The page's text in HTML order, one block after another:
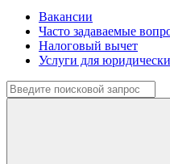
Вакансии
Часто задаваемые
Налоговый вычет
Услуги для